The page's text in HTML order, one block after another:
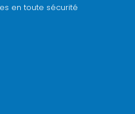
en toute sécurité